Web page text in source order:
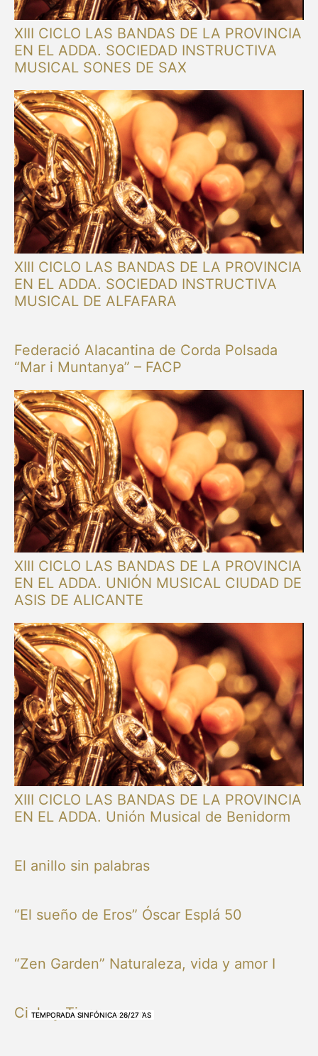
XIII CICLO LAS BANDAS DE LA PROVINCIA
EN EL ADDA. SOCIEDAD INSTRUCTIVA
MUSICAL SONES DE SAX
NUESTRAS BANDAS Y ORQUESTAS
XIII CICLO LAS BANDAS DE LA PROVINCIA
EN EL ADDA. SOCIEDAD INSTRUCTIVA
MUSICAL DE ALFAFARA
NUESTRAS BANDAS Y ORQUESTAS
Federació Alacantina de Corda Polsada
“Mar i Muntanya” – FACP
OTRAS MÚSICAS
XIII CICLO LAS BANDAS DE LA PROVINCIA
EN EL ADDA. UNIÓN MUSICAL CIUDAD DE
ASIS DE ALICANTE
NUESTRAS BANDAS Y ORQUESTAS
XIII CICLO LAS BANDAS DE LA PROVINCIA
EN EL ADDA. Unión Musical de Benidorm
NUESTRAS BANDAS Y ORQUESTAS
El anillo sin palabras
TEMPORADA SINFÓNICA 26/27
“El sueño de Eros” Óscar Esplá 50
TEMPORADA SINFÓNICA 26/27
“Zen Garden” Naturaleza, vida y amor I
TEMPORADA SINFÓNICA 26/27
Cielo y Tierra
TEMPORADA SINFÓNICA 26/27